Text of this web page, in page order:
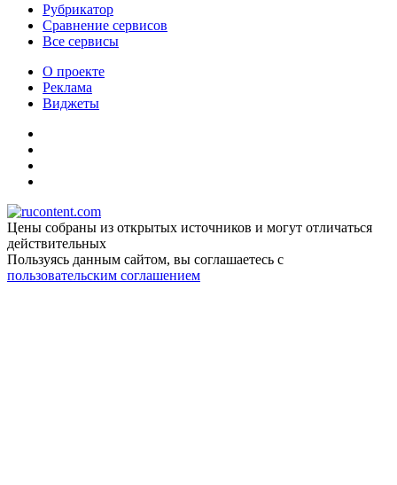
Рубрикатор
Сравнение сервисов
Все сервисы
О проекте
Реклама
Виджеты
Цены собраны из открытых источников и могут отличаться
действительных
Пользуясь данным сайтом, вы соглашаетесь c
пользовательским соглашением